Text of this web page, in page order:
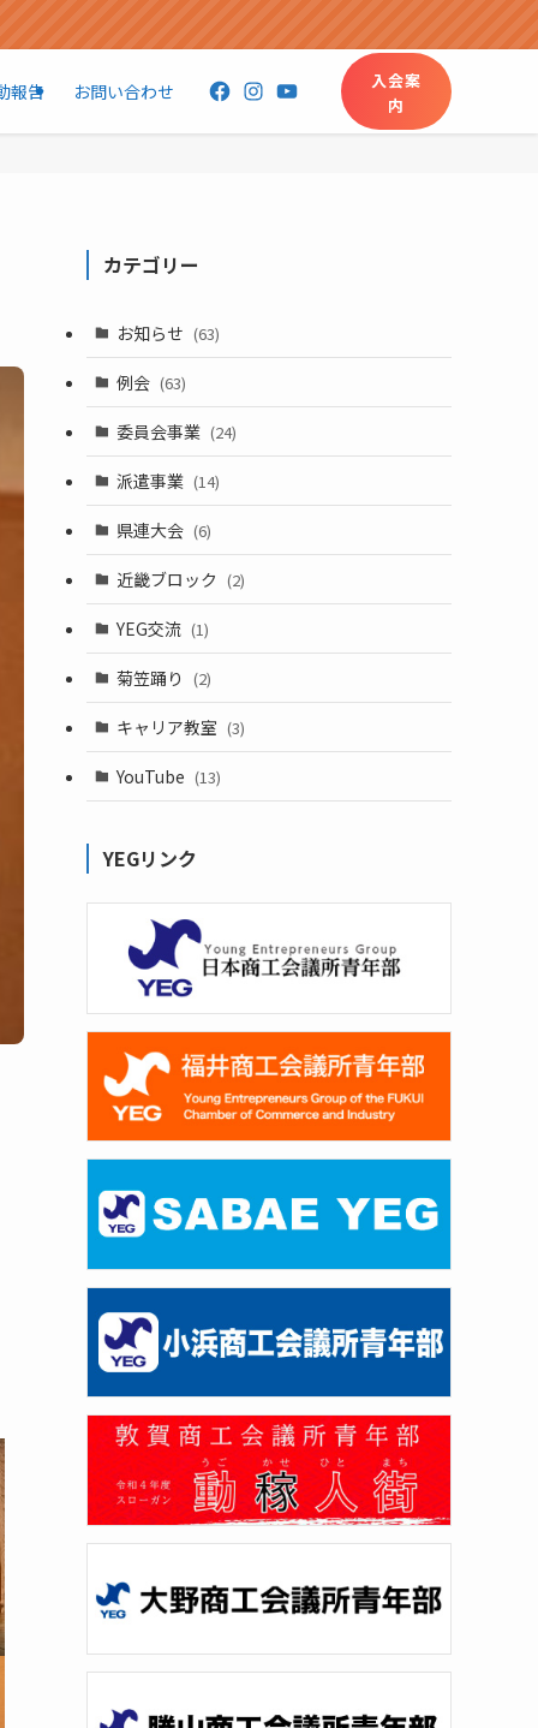
報告 お問い合わせ Facebook
Instagram
YouTube
入会案
内
カテゴリー
お知らせ (63)
例会 (63)
委員会事業 (24)
派遣事業 (14)
県連大会 (6)
近畿ブロック (2)
YEG交流 (1)
菊笠踊り (2)
キャリア教室 (3)
YouTube (13)
YEGリンク